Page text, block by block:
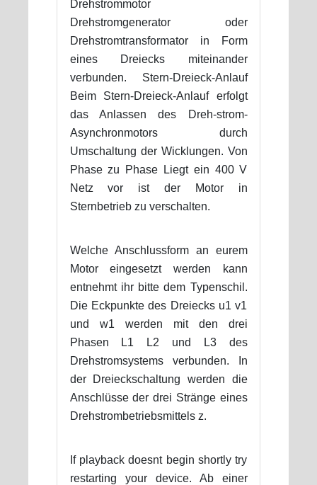
Drehstrommotor
Drehstromgenerator oder
Drehstromtransformator in Form
eines Dreiecks miteinander
verbunden. Stern-Dreieck-Anlauf
Beim Stern-Dreieck-Anlauf erfolgt
das Anlassen des Dreh-strom-
Asynchronmotors durch
Umschaltung der Wicklungen. Von
Phase zu Phase Liegt ein 400 V
Netz vor ist der Motor in
Sternbetrieb zu verschalten.
Welche Anschlussform an eurem
Motor eingesetzt werden kann
entnehmt ihr bitte dem Typenschil.
Die Eckpunkte des Dreiecks u1 v1
und w1 werden mit den drei
Phasen L1 L2 und L3 des
Drehstromsystems verbunden. In
der Dreieckschaltung werden die
Anschlüsse der drei Stränge eines
Drehstrombetriebsmittels z.
If playback doesnt begin shortly try
restarting your device. Ab einer